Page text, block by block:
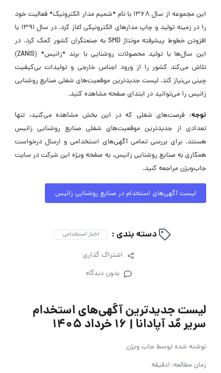
این مجموعه از سال ۱۳۶۸ با نام *شمیم مدار الکترونیک* فعالیت خود
را در زمینه تولید و چاپ مدارهای الکترونیکی آغاز کرد. در سال ۱۳۹۱ با
افزودن خطوط پیشرفته مونتاژ SMD به صنعتگران کشور کمک کرد. در
این سال‌ها با تولید محصولات روشنایی با برند *زانیس* (ZANIS)
تلاش می‌کند کشور را از ورود اجناس خارجی و تولیدات بی‌کیفیت
چینی بی‌نیاز کند. لیست جدیدترین موقعیت‌های شغلی صنایع روشنایی
زانیس را می‌توانید در ابتدای صفحه مشاهده کنید.
توجه: فرصت‌های شغلی که در این بخش مشاهده می‌کنید، تنها
تعدادی از جدیدترین موقعیت‌های شغلی صنایع روشنایی زانیس
هستند. برای بررسی تمامی آگهی‌های استخدامی و ارسال درخواست
همکاری به صنایع روشنایی زانیس، به صفحه ویژه این شرکت در سایت
جاب‌ویژن مراجعه کنید.
لیست آگهی‌های استخدام در صنایع روشنایی زانیس
دسته بندی : اخبار استخدامی
اشتراک گذاری
بدون دیدگاه
لیست جدیدترین آگهی‌های استخدام
سریر مٌد آپادانا | ۱۶ خرداد ۱۴۰۵
نوشته شده توسطجاب ویژن
زمان مطالعه: 1دقیقه